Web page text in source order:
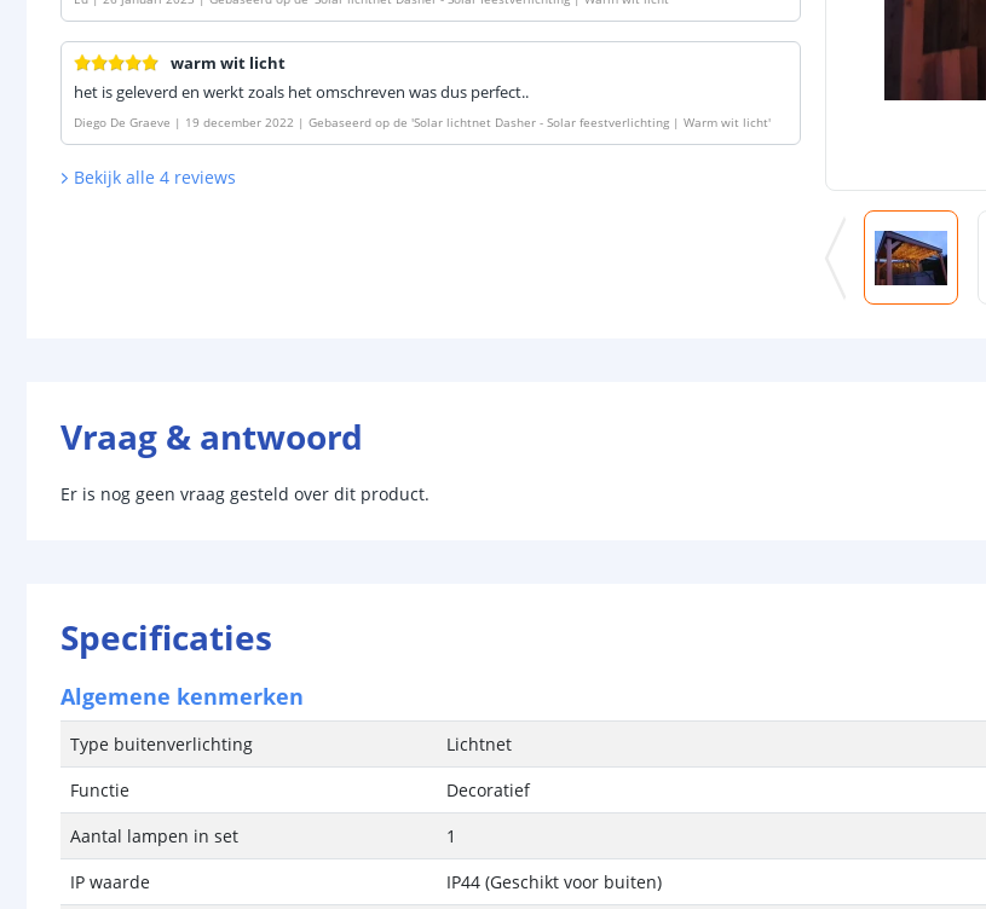
warm wit licht
het is geleverd en werkt zoals het omschreven was dus perfect..
Diego De Graeve | 19 december 2022 | Gebaseerd op de 'Solar lichtnet Dasher - Solar feestverlichting | Warm wit licht'
Bekijk alle 4 reviews
Vraag & antwoord
Er is nog geen vraag gesteld over dit product.
Specificaties
Algemene kenmerken
Type buitenverlichting
Lichtnet
Functie
Decoratief
Aantal lampen in set
1
IP waarde
IP44 (Geschikt voor buiten)